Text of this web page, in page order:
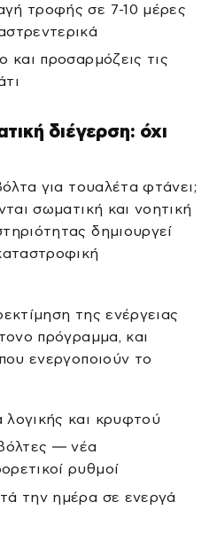
τροφής σε 7-10 μέρες
και προσαρμόζεις τις
διέγερση: όχι
για τουαλέτα φτάνει;
σωματική και νοητική
δημιουργεί
της ενέργειας
πρόγραμμα, και
ενεργοποιούν το
λογικής και κρυφτού
— νέα
ρυθμοί
την ημέρα σε ενεργά